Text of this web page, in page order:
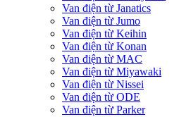
Van điện từ Janatics
Van điện từ Jumo
Van điện từ Keihin
Van điện từ Konan
Van điện từ MAC
Van điện từ Miyawaki
Van điện từ Nissei
Van điện từ ODE
Van điện từ Parker